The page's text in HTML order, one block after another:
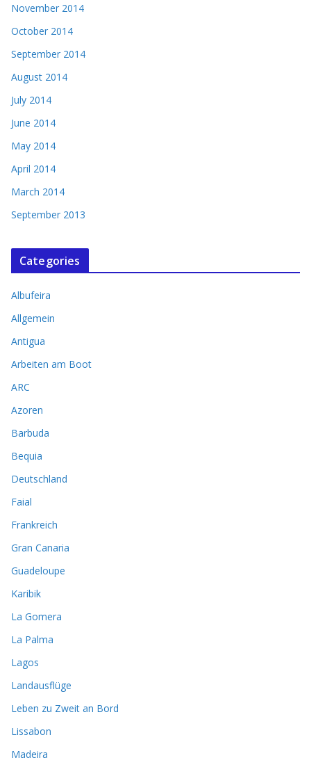
November 2014
October 2014
September 2014
August 2014
July 2014
June 2014
May 2014
April 2014
March 2014
September 2013
Categories
Albufeira
Allgemein
Antigua
Arbeiten am Boot
ARC
Azoren
Barbuda
Bequia
Deutschland
Faial
Frankreich
Gran Canaria
Guadeloupe
Karibik
La Gomera
La Palma
Lagos
Landausflüge
Leben zu Zweit an Bord
Lissabon
Madeira